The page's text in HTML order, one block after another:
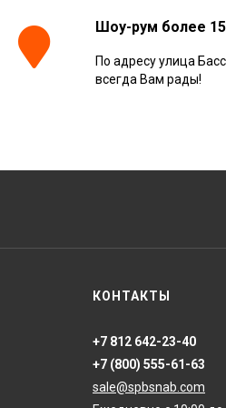
Шоу-рум более
По адресу улица
всегда Вам рады!
КОНТАКТЫ
+7 812 642-23-40
+7 (800) 555-61-63
sale@spbsnab.com